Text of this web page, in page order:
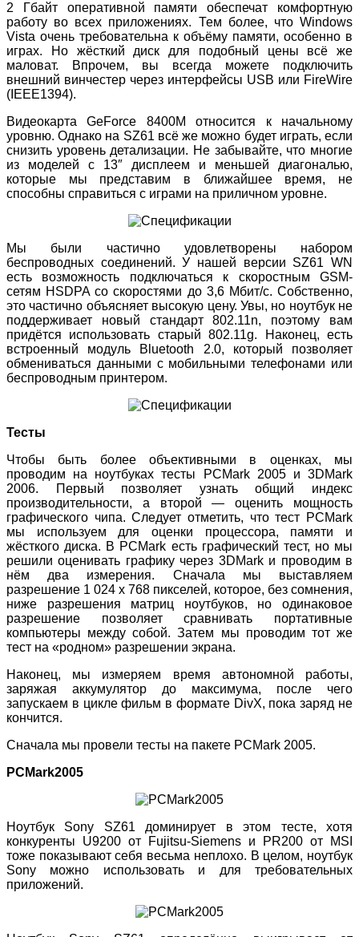
2 Гбайт оперативной памяти обеспечат комфортную
работу во всех приложениях. Тем более, что Windows
Vista очень требовательна к объёму памяти, особенно в
играх. Но жёсткий диск для подобный цены всё же
маловат. Впрочем, вы всегда можете подключить
внешний винчестер через интерфейсы USB или FireWire
(IEEE1394).
Видеокарта GeForce 8400M относится к начальному
уровню. Однако на SZ61 всё же можно будет играть, если
снизить уровень детализации. Не забывайте, что многие
из моделей с 13″ дисплеем и меньшей диагональю,
которые мы представим в ближайшее время, не
способны справиться с играми на приличном уровне.
Мы были частично удовлетворены набором
беспроводных соединений. У нашей версии SZ61 WN
есть возможность подключаться к скоростным GSM-
сетям HSDPA со скоростями до 3,6 Мбит/с. Собственно,
это частично объясняет высокую цену. Увы, но ноутбук не
поддерживает новый стандарт 802.11n, поэтому вам
придётся использовать старый 802.11g. Наконец, есть
встроенный модуль Bluetooth 2.0, который позволяет
обмениваться данными с мобильными телефонами или
беспроводным принтером.
Тесты
Чтобы быть более объективными в оценках, мы
проводим на ноутбуках тесты PCMark 2005 и 3DMark
2006. Первый позволяет узнать общий индекс
производительности, а второй — оценить мощность
графического чипа. Следует отметить, что тест PCMark
мы используем для оценки процессора, памяти и
жёсткого диска. В PCMark есть графический тест, но мы
решили оценивать графику через 3DMark и проводим в
нём два измерения. Сначала мы выставляем
разрешение 1 024 x 768 пикселей, которое, без сомнения,
ниже разрешения матриц ноутбуков, но одинаковое
разрешение позволяет сравнивать портативные
компьютеры между собой. Затем мы проводим тот же
тест на «родном» разрешении экрана.
Наконец, мы измеряем время автономной работы,
заряжая аккумулятор до максимума, после чего
запускаем в цикле фильм в формате DivX, пока заряд не
кончится.
Сначала мы провели тесты на пакете PCMark 2005.
PCMark2005
Ноутбук Sony SZ61 доминирует в этом тесте, хотя
конкуренты U9200 от Fujitsu-Siemens и PR200 от MSI
тоже показывают себя весьма неплохо. В целом, ноутбук
Sony можно использовать и для требовательных
приложений.